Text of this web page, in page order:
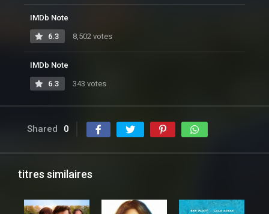
IMDb Note
6.3 8,502 votes
IMDb Note
6.3 343 votes
Shared 0
titres similaires